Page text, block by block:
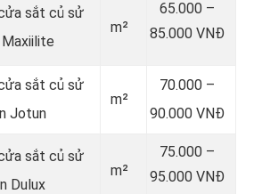
sắt củ sử
m²
65.000 –
85.000 VNĐ
sắt củ sử
Jotun
m²
70.000 –
90.000 VNĐ
sắt củ sử
Dulux
m²
75.000 –
95.000 VNĐ